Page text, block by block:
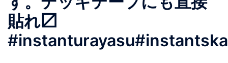
貼れ〼